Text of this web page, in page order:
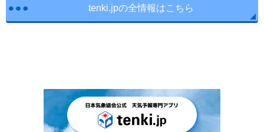
tenki.jpの全情報はこちら